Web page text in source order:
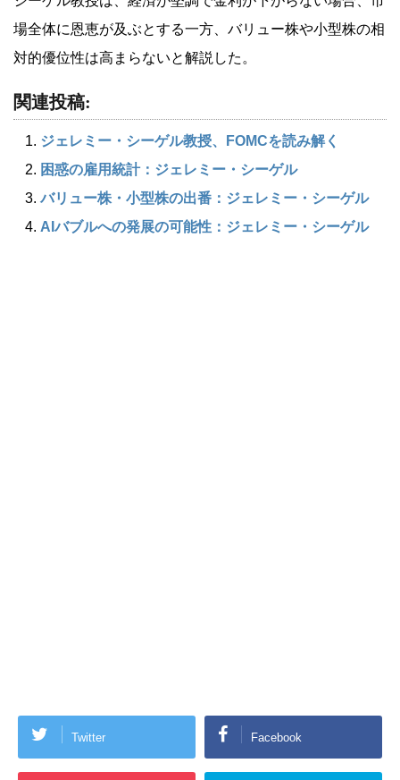
場全体に恩恵が及ぶとする一方、バリュー株や小型株の相
対的優位性は高まらないと解説した。
関連投稿:
ジェレミー・シーゲル教授、FOMCを読み解く
困惑の雇用統計：ジェレミー・シーゲル
バリュー株・小型株の出番：ジェレミー・シーゲル
AIバブルへの発展の可能性：ジェレミー・シーゲル
Twitter Facebook